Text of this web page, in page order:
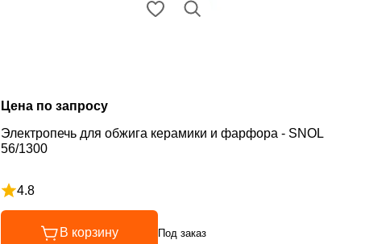
Цена по запросу
Электропечь для обжига керамики и фарфора - SNOL
56/1300
4.8
Рейтинг 4.8 из 5
В корзину Под заказ